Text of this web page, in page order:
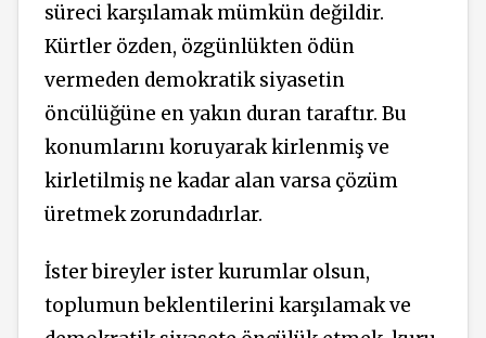
süreci karşılamak mümkün değildir.
Kürtler özden, özgünlükten ödün
vermeden demokratik siyasetin
öncülüğüne en yakın duran taraftır. Bu
konumlarını koruyarak kirlenmiş ve
kirletilmiş ne kadar alan varsa çözüm
üretmek zorundadırlar.
İster bireyler ister kurumlar olsun,
toplumunbeklentilerinikarşılamak ve